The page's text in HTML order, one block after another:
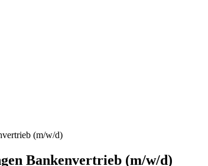
(m/w/d)
Bankenvertrieb (m/w/d)